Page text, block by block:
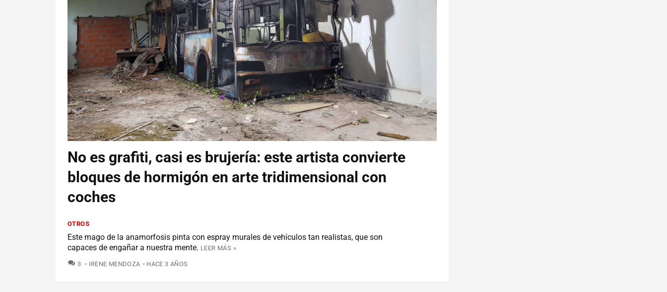
No es grafiti, casi es brujería: este artista convierte
bloques de hormigón en arte tridimensional con
coches
OTROS
Este mago de la anamorfosis pinta con espray murales de vehículos tan realistas, que son
capaces de engañar a nuestra mente. LEER MÁS »
3 COMENTARIOS
IRENE MENDOZA HACE 3 AÑOS